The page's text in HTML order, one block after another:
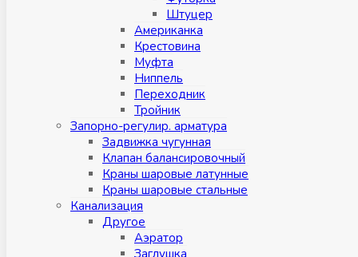
Штуцер
Американка
Крестовина
Муфта
Ниппель
Переходник
Тройник
Запорно-регулир. арматура
Задвижка чугунная
Клапан балансировочный
Краны шаровые латунные
Краны шаровые стальные
Канализация
Другое
Аэратор
Заглушкa